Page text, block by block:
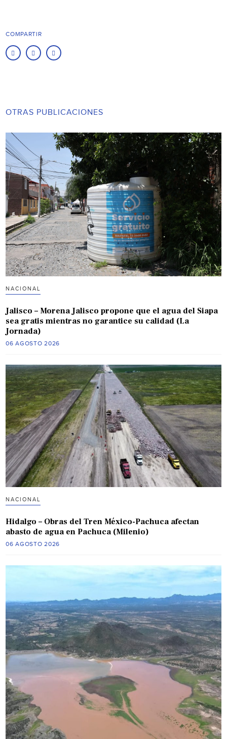
COMPARTIR
OTRAS PUBLICACIONES
NACIONAL
Jalisco – Morena Jalisco propone que el agua del Siapa
sea gratis mientras no garantice su calidad (La
Jornada)
06 AGOSTO 2026
NACIONAL
Hidalgo – Obras del Tren México-Pachuca afectan
abasto de agua en Pachuca (Milenio)
06 AGOSTO 2026